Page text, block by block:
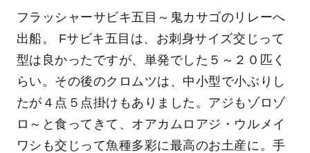
フラッシャーサビキ五目～鬼カサゴのリレーへ
出船。 Fサビキ五目は、お刺身サイズ交じって
型は良かったですが、単発でした５～２０匹く
らい。その後のクロムツは、中小型で小ぶりし
たが４点５点掛けもありました。アジもゾロゾ
ロ～と食ってきて、オアカムロアジ・ウルメイ
ワシも交じって魚種多彩に最高のお土産に。手